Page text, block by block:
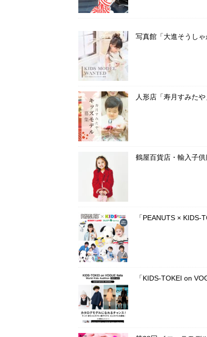
写真館「大進そうし
人形店「寿月すみた
鶴屋百貨店・輸入子
「PEANUTS ×
「KIDS-TOKEI on